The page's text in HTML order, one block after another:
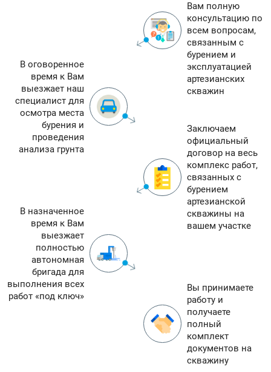
Вам полную
консультацию по
всем вопросам,
связанным с
бурением и
эксплуатацией
артезианских
скважин
В оговоренное
время к Вам
выезжает наш
специалист для
осмотра места
бурения и
проведения
анализа грунта
Заключаем
официальный
договор на весь
комплекс работ,
связанных с
бурением
артезианской
скважины на
вашем участке
В назначенное
время к Вам
выезжает
полностью
автономная
бригада для
выполнения всех
работ «под ключ»
Вы принимаете
работу и
получаете
полный
комплект
документов на
скважину